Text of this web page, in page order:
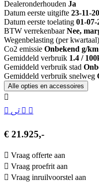
Dealeronderhouden Ja
Datum eerste uitgifte 23-11-
Datum eerste toelating 01-07-
BTW verrekenbaar Nee,
Wegenbelasting (per kwartaal)
Co2 emissie Onbekend g/km
Gemiddeld verbruik 1.4 /
Gemiddeld verbruik stad
Gemiddeld verbruik snelweg
Alle opties en accessoires
€ 21.925,-
Vraag offerte aan
Vraag proefrit aan
Vraag inruilvoorstel aan